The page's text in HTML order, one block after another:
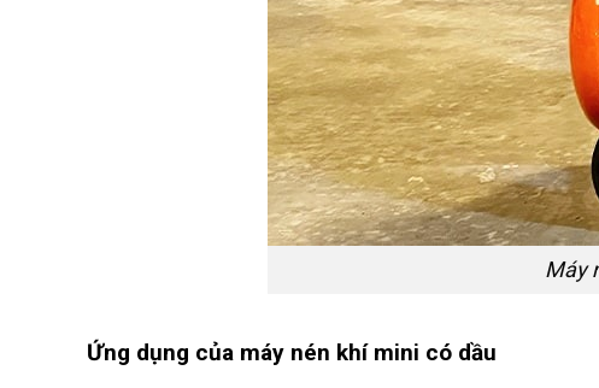
Máy
Ứng dụng của máy nén khí mini có dầu